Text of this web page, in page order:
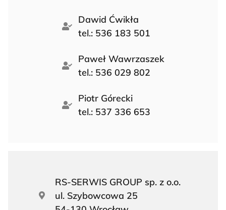
Dawid Ćwikła
tel.: 536 183 501
Paweł Wawrzaszek
tel.: 536 029 802
Piotr Górecki
tel.: 537 336 653
RS-SERWIS GROUP sp. z o.o.
ul. Szybowcowa 25